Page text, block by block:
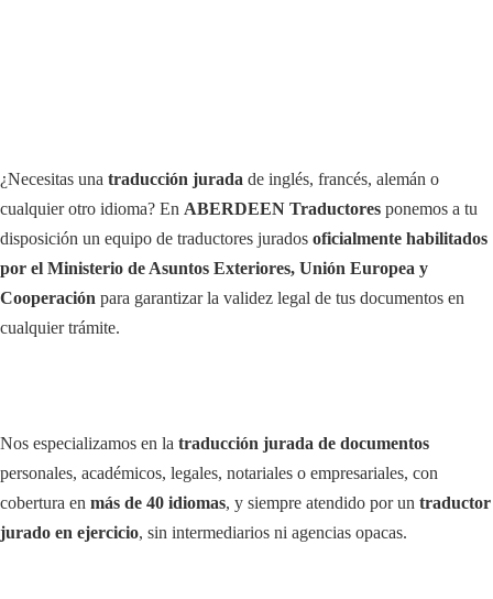
¿Necesitas una traducción jurada de inglés, francés, alemán o
cualquier otro idioma? En ABERDEEN Traductores ponemos a tu
disposición un equipo de traductores jurados oficialmente habilitados
por el Ministerio de Asuntos Exteriores, Unión Europea y
Cooperación para garantizar la validez legal de tus documentos en
cualquier trámite.
Nos especializamos en la traducción jurada de documentos
personales, académicos, legales, notariales o empresariales, con
cobertura en más de 40 idiomas, y siempre atendido por un traductor
jurado en ejercicio, sin intermediarios ni agencias opacas.